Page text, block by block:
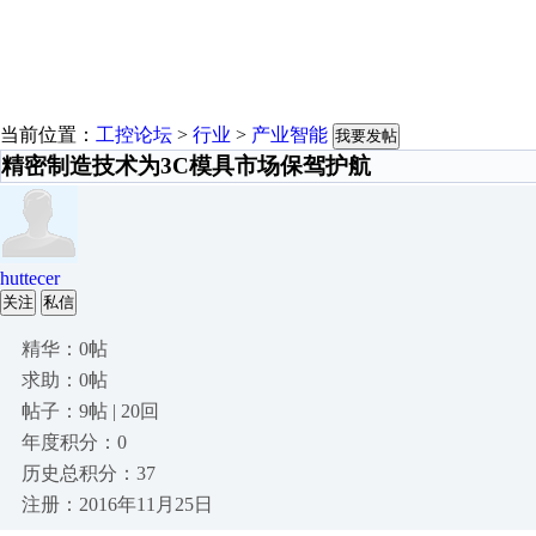
当前位置： 工控论坛 > 行业 > 产业智能 我要发帖
精密制造技术为3C模具市场保驾护航
huttecer
关注 私信
精华：0帖
求助：0帖
帖子：9帖 | 20回
年度积分：0
历史总积分：37
注册：2016年11月25日